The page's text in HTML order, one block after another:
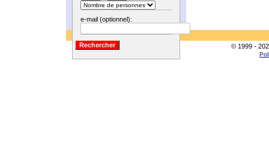
e-mail (optionnel):
© 1999 -